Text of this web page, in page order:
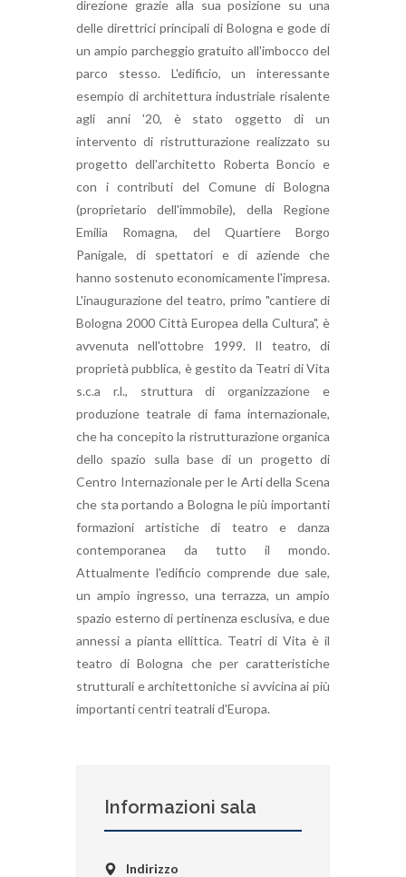
direzione grazie alla sua posizione su una
delle direttrici principali di Bologna e gode di
un ampio parcheggio gratuito all'imbocco del
parco stesso. L'edificio, un interessante
esempio di architettura industriale risalente
agli anni '20, è stato oggetto di un
intervento di ristrutturazione realizzato su
progetto dell'architetto Roberta Boncio e
con i contributi del Comune di Bologna
(proprietario dell'immobile), della Regione
Emilia Romagna, del Quartiere Borgo
Panigale, di spettatori e di aziende che
hanno sostenuto economicamente l'impresa.
L'inaugurazione del teatro, primo "cantiere di
Bologna 2000 Città Europea della Cultura", è
avvenuta nell'ottobre 1999. Il teatro, di
proprietà pubblica, è gestito da Teatri di Vita
s.c.a r.l., struttura di organizzazione e
produzione teatrale di fama internazionale,
che ha concepito la ristrutturazione organica
dello spazio sulla base di un progetto di
Centro Internazionale per le Arti della Scena
che sta portando a Bologna le più importanti
formazioni artistiche di teatro e danza
contemporanea da tutto il mondo.
Attualmente l'edificio comprende due sale,
un ampio ingresso, una terrazza, un ampio
spazio esterno di pertinenza esclusiva, e due
annessi a pianta ellittica. Teatri di Vita è il
teatro di Bologna che per caratteristiche
strutturali e architettoniche si avvicina ai più
importanti centri teatrali d'Europa.
Informazioni sala
Indirizzo